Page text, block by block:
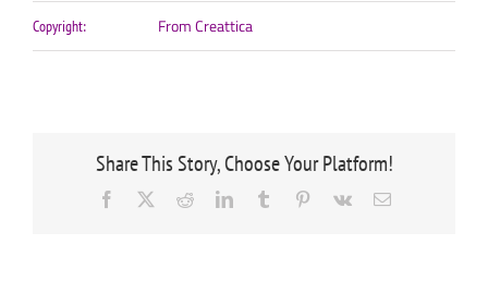
Copyright: From Creattica
Share This Story, Choose Your Platform!
Facebook RedditLinkedInTumblr Pinterest
Vk Email